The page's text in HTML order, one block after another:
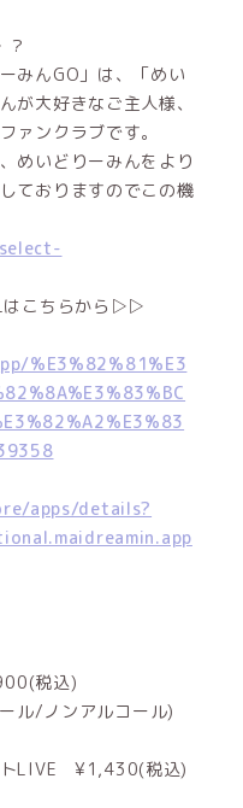
？
みんGO」は、「めい
が大好きなご主人様、
ァンクラブです。
めいどりーみんをより
ておりますのでこの機
はこちらから▷▷
%E3%82%81%E3
apps/details?
税込)
ール/ノンアルコール)
トLIVE ¥1,430(税込)